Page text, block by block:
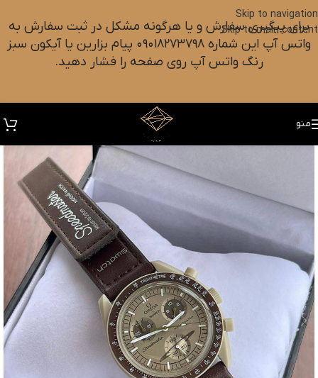
Skip to navigation
Skip to main content
برای پیگیری سفارش و یا هرگونه مشکل در ثبت سفارش به
واتس آپ این شماره ۰۹۰۱۸۲۷۳۷۹۸ پیام بزارین یا آیکون سبز
رنگ واتس آپ روی صفحه را فشار دهید.
منو